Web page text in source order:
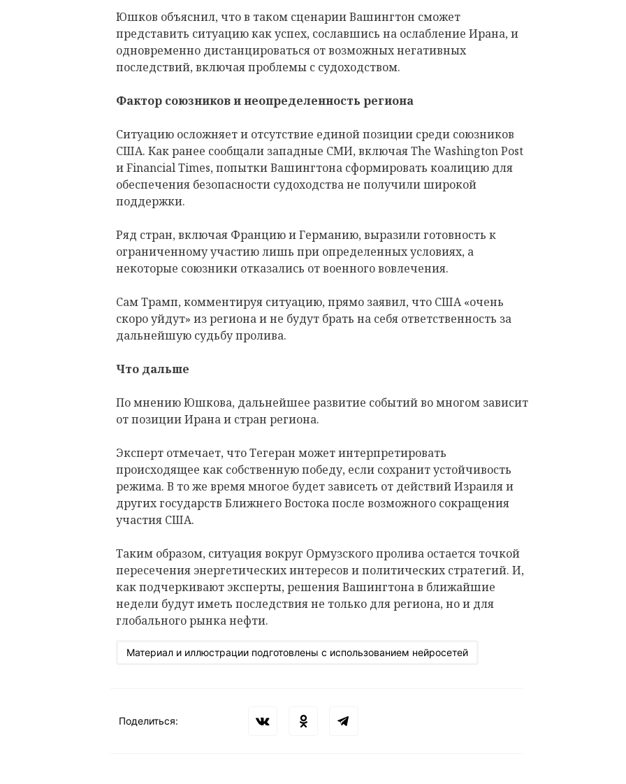
Юшков объяснил, что в таком сценарии Вашингтон сможет
представить ситуацию как успех, сославшись на ослабление Ирана, и
одновременно дистанцироваться от возможных негативных
последствий, включая проблемы с судоходством.
Фактор союзников и неопределенность региона
Ситуацию осложняет и отсутствие единой позиции среди союзников
США. Как ранее сообщали западные СМИ, включая The Washington Post
и Financial Times, попытки Вашингтона сформировать коалицию для
обеспечения безопасности судоходства не получили широкой
поддержки.
Ряд стран, включая Францию и Германию, выразили готовность к
ограниченному участию лишь при определенных условиях, а
некоторые союзники отказались от военного вовлечения.
Сам Трамп, комментируя ситуацию, прямо заявил, что США «очень
скоро уйдут» из региона и не будут брать на себя ответственность за
дальнейшую судьбу пролива.
Что дальше
По мнению Юшкова, дальнейшее развитие событий во многом зависит
от позиции Ирана и стран региона.
Эксперт отмечает, что Тегеран может интерпретировать
происходящее как собственную победу, если сохранит устойчивость
режима. В то же время многое будет зависеть от действий Израиля и
других государств Ближнего Востока после возможного сокращения
участия США.
Таким образом, ситуация вокруг Ормузского пролива остается точкой
пересечения энергетических интересов и политических стратегий. И,
как подчеркивают эксперты, решения Вашингтона в ближайшие
недели будут иметь последствия не только для региона, но и для
глобального рынка нефти.
Материал и иллюстрации подготовлены с использованием нейросетей
Поделиться: